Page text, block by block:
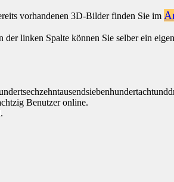
vorhandenen 3D-Bilder finden Sie im
linken Spalte können Sie selber ein
Benutzer online.